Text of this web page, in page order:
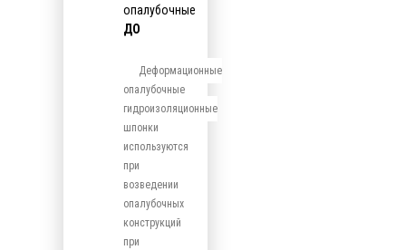
опалубочные
ДО
Деформационные
опалубочные
гидроизоляционные
шпонки
используются
при
возведении
опалубочных
конструкций
при